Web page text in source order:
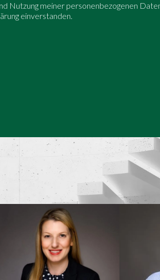
Nutzung meiner personenbezogenen
einverstanden.